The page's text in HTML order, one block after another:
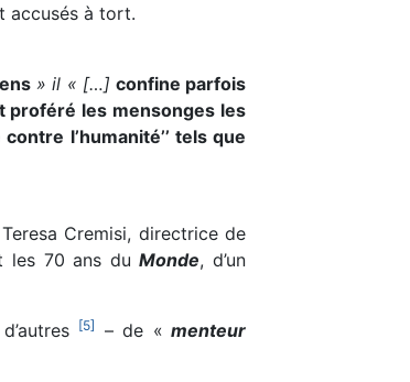
accusés à tort.
» il « […] confine parfois
proféré les mensonges les
l’humanité’’ tels que
Cremisi, directrice de
les 70 ans duMonde, d’un
[5] – de « menteur